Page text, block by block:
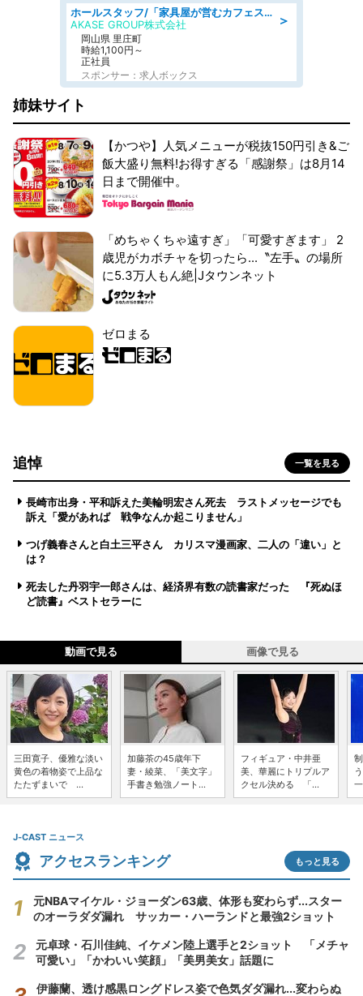
＞
ホールスタッフ/「家具屋が営むカフェスタッフ!」週2日～OK!嬉しいまかない付き/岡山県/浅口郡里庄町
AKASE GROUP株式会社
岡山県 里庄町
時給1,100円～
正社員
スポンサー：求人ボックス
姉妹サイト
【かつや】人気メニューが税抜150円引き&ご
飯大盛り無料!お得すぎる「感謝祭」は8月14
日まで開催中。
「めちゃくちゃ遠すぎ」「可愛すぎます」 2
歳児がカボチャを切ったら...〝左手〟の場所
に5.3万人もん絶|Jタウンネット
ゼロまる
追悼 一覧を見る
長崎市出身・平和訴えた美輪明宏さん死去 ラストメッセージでも
訴え「愛があれば 戦争なんか起こりません」
つげ義春さんと白土三平さん カリスマ漫画家、二人の「違い」と
は？
死去した丹羽宇一郎さんは、経済界有数の読書家だった 『死ぬほ
ど読書』ベストセラーに
動画で見る 画像で見る
三田寛子、優雅な淡い
黄色の着物姿で上品な
たたずまいで ...
加藤茶の45歳年下
妻・綾菜、「美文字」
手書き勉強ノート...
フィギュア・中井亜
美、華麗にトリプルア
クセル決める 「...
J-CAST ニュース
アクセスランキング もっと見る
元NBAマイケル・ジョーダン63歳、体形も変わらず...スター
のオーラダダ漏れ サッカー・ハーランドと最強2ショット
元卓球・石川佳純、イケメン陸上選手と2ショット 「メチャ
可愛い」「かわいい笑顔」「美男美女」話題に
伊藤蘭、透け感黒ロングドレス姿で色気ダダ漏れ...変わらぬ